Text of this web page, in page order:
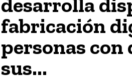
fabricación
personas con
sus...